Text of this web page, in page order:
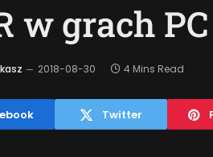
w grach
2018-08-30 4 Mins Read
Twitter